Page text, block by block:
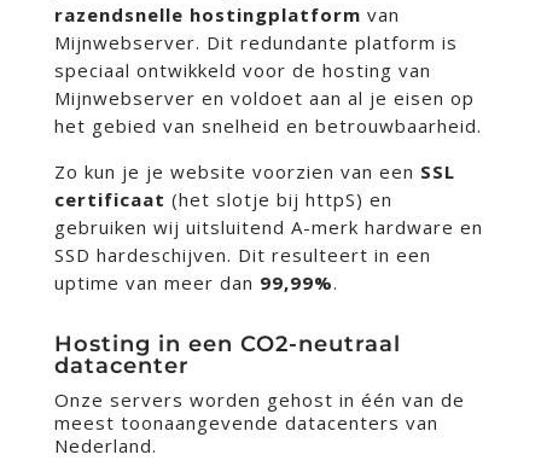
razendsnelle hostingplatform van
Mijnwebserver. Dit redundante platform is
speciaal ontwikkeld voor de hosting van
Mijnwebserver en voldoet aan al je eisen op
het gebied van snelheid en betrouwbaarheid.
Zo kun je je website voorzien van een SSL
certificaat (het slotje bij httpS) en
gebruiken wij uitsluitend A-merk hardware en
SSD hardeschijven. Dit resulteert in een
uptime van meer dan 99,99%.
Hosting in een CO2-neutraal
datacenter
Onze servers worden gehost in één van de
meest toonaangevende datacenters van
Nederland.